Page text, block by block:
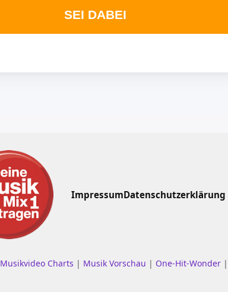
SEI DABEI
ImpressumDatenschutzerklärung
Musikvideo Charts | Musik Vorschau | One-Hit-Wonder